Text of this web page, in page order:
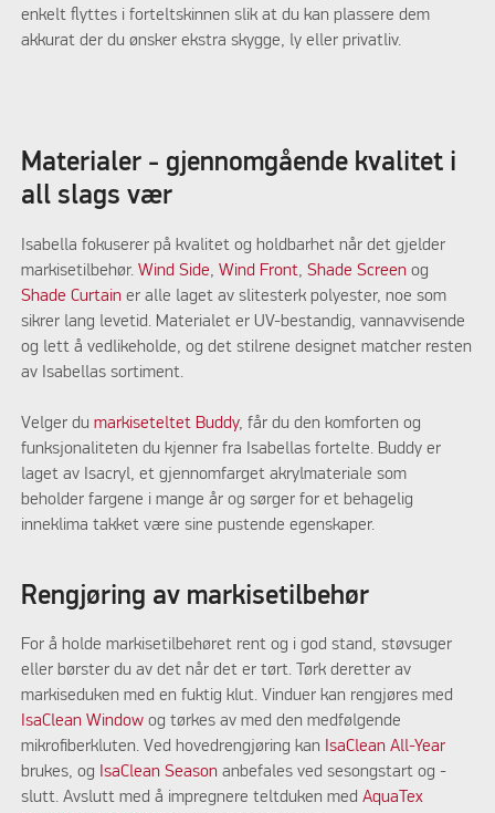
enkelt flyttes i forteltskinnen slik at du kan plassere dem
akkurat der du ønsker ekstra skygge, ly eller privatliv.
Materialer - gjennomgående kvalitet i
all slags vær
Isabella fokuserer på kvalitet og holdbarhet når det gjelder
markisetilbehør.Wind Side,Wind Front,Shade Screen og
Shade Curtain er alle laget av slitesterk polyester, noe som
sikrer lang levetid. Materialet er UV-bestandig, vannavvisende
og lett å vedlikeholde, og det stilrene designet matcher resten
av Isabellas sortiment.
Velger dumarkiseteltet Buddy, får du den komforten og
funksjonaliteten du kjenner fra Isabellas fortelte. Buddy er
laget av Isacryl, et gjennomfarget akrylmateriale som
beholder fargene i mange år og sørger for et behagelig
inneklima takket være sine pustende egenskaper.
Rengjøring av markisetilbehør
For å holde markisetilbehøret rent og i god stand, støvsuger
eller børster du av det når det er tørt. Tørk deretter av
markiseduken med en fuktig klut. Vinduer kan rengjøres med
IsaClean Window og tørkes av med den medfølgende
mikrofiberkluten. Ved hovedrengjøring kan IsaClean All-Year
brukes, og IsaClean Season anbefales ved sesongstart og -
slutt. Avslutt med å impregnere teltduken medAquaTex